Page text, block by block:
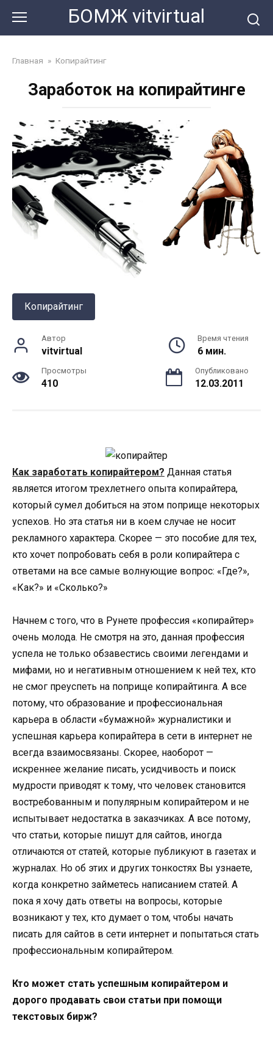
контенту
БОМЖ vitvirtual
Главная » Копирайтинг
Заработок на копирайтинге
Копирайтинг
Автор
vitvirtual
Время чтения
6 мин.
Просмотры
410
Опубликовано
12.03.2011
Как заработать копирайтером? Данная статья
является итогом трехлетнего опыта копирайтера,
который сумел добиться на этом поприще некоторых
успехов. Но эта статья ни в коем случае не носит
рекламного характера. Скорее — это пособие для тех,
кто хочет попробовать себя в роли копирайтера с
ответами на все самые волнующие вопрос: «Где?»,
«Как?» и «Сколько?»
Начнем с того, что в Рунете профессия «копирайтер»
очень молода. Не смотря на это, данная профессия
успела не только обзавестись своими легендами и
мифами, но и негативным отношением к ней тех, кто
не смог преуспеть на поприще копирайтинга. А все
потому, что образование и профессиональная
карьера в области «бумажной» журналистики и
успешная карьера копирайтера в сети в интернет не
всегда взаимосвязаны. Скорее, наоборот —
искреннее желание писать, усидчивость и поиск
мудрости приводят к тому, что человек становится
востребованным и популярным копирайтером и не
испытывает недостатка в заказчиках. А все потому,
что статьи, которые пишут для сайтов, иногда
отличаются от статей, которые публикуют в газетах и
журналах. Но об этих и других тонкостях Вы узнаете,
когда конкретно займетесь написанием статей. А
пока я хочу дать ответы на вопросы, которые
возникают у тех, кто думает о том, чтобы начать
писать для сайтов в сети интернет и попытаться стать
профессиональным копирайтером.
Кто может стать успешным копирайтером и
дорого продавать свои статьи при помощи
текстовых бирж?